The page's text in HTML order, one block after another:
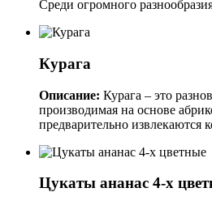
Среди огромного
Курага
Описание: Курага – это
производимая на основе
предварительно извлекаются
Цукаты ананас 4-х